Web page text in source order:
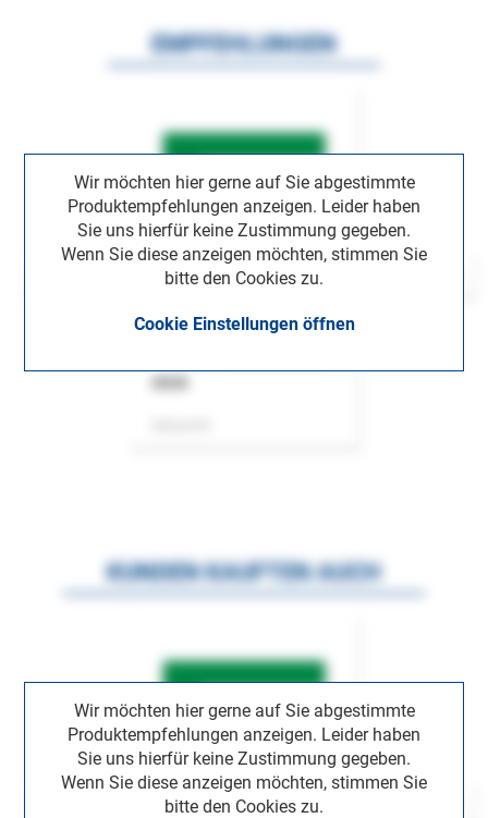
Wir möchten hier gerne auf Sie abgestimmte
Produktempfehlungen anzeigen. Leider haben
Sie uns hierfür keine Zustimmung gegeben.
Wenn Sie diese anzeigen möchten, stimmen Sie
bitte den Cookies zu.
Cookie Einstellungen öffnen
EMPFEHLUNGEN
Wir möchten hier gerne auf Sie abgestimmte
Produktempfehlungen anzeigen. Leider haben
Sie uns hierfür keine Zustimmung gegeben.
Wenn Sie diese anzeigen möchten, stimmen Sie
bitte den Cookies zu.
KUNDEN KAUFTEN AUCH